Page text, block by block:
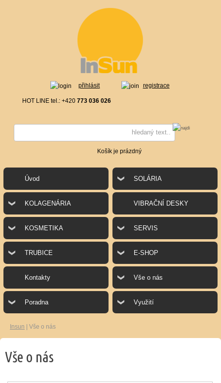
registrace
přihlásit
HOT LINE tel.: +420 773 036 026
Košík je prázdný
Úvod SOLÁRIA
KOLAGENÁRIA VIBRAČNÍ DESKY
KOSMETIKA SERVIS
TRUBICE E-SHOP
Kontakty Vše o nás
Poradna Využití
Insun | Vše o nás
Vše o nás